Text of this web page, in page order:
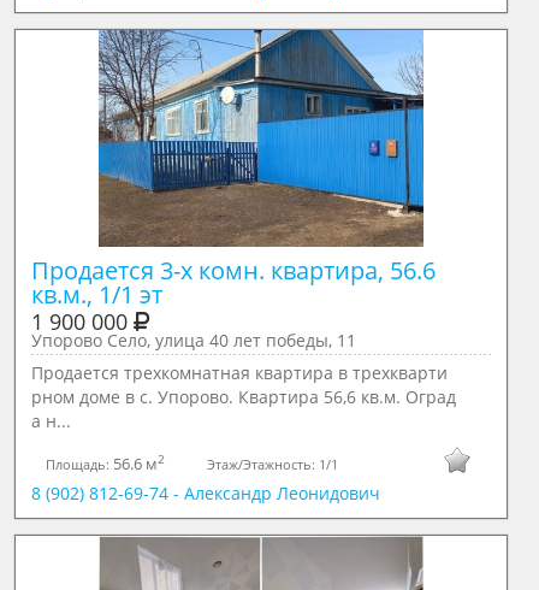
Продается 3-х комн. квартира, 56.6
кв.м., 1/1 эт
1 900 000
Упорово Село, улица 40 лет победы, 11
Продается трехкомнатная квартира в трехкварти
рном доме в с. Упорово. Квартира 56,6 кв.м. Оград
а н...
Площадь: 56.6 м2 Этаж/Этажность: 1/1
8 (902) 812-69-74 - Александр Леонидович